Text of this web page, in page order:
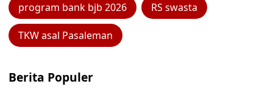
program bank bjb 2026 RS swasta
TKW asal Pasaleman
Berita Populer